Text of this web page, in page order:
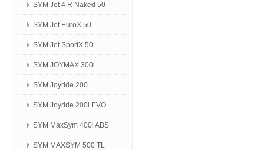
SYM Jet 4 R Naked 50
SYM Jet EuroX 50
SYM Jet SportX 50
SYM JOYMAX 300i
SYM Joyride 200
SYM Joyride 200i EVO
SYM MaxSym 400i ABS
SYM MAXSYM 500 TL